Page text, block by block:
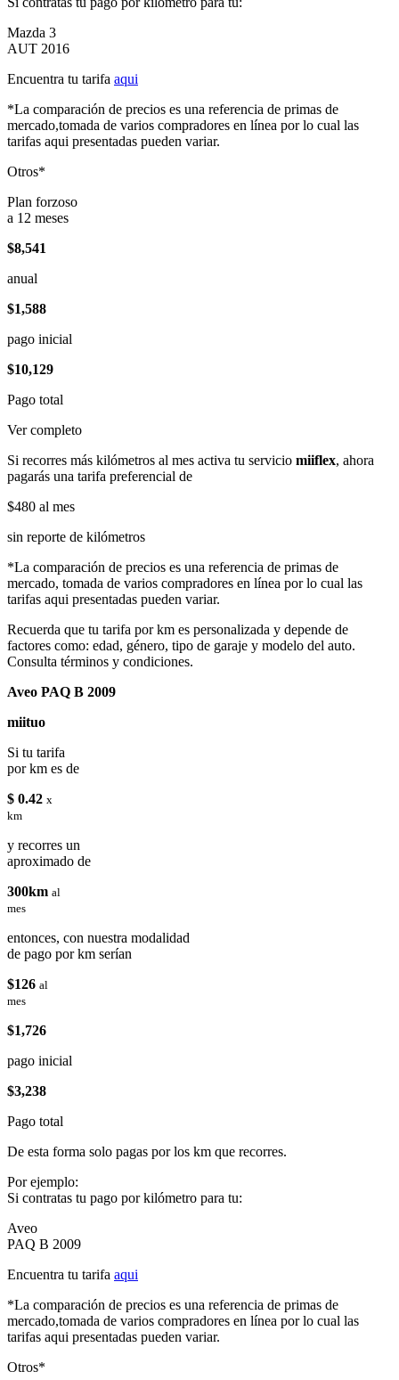
Mazda 3
AUT 2016
Encuentra tu tarifa aqui
*La comparación de precios es una referencia de primas de
mercado,tomada de varios compradores en línea por lo cual las
tarifas aqui presentadas pueden variar.
Otros*
Plan forzoso
a 12 meses
$8,541
anual
$1,588
pago inicial
$10,129
Pago total
Ver completo
Si recorres más kilómetros al mes activa tu servicio miiflex, ahora
pagarás una tarifa preferencial de
$480 al mes
sin reporte de kilómetros
*La comparación de precios es una referencia de primas de
mercado, tomada de varios compradores en línea por lo cual las
tarifas aqui presentadas pueden variar.
Recuerda que tu tarifa por km es personalizada y depende de
factores como: edad, género, tipo de garaje y modelo del auto.
Consulta términos y condiciones.
Aveo PAQ B 2009
miituo
Si tu tarifa
por km es de
$ 0.42 x
km
y recorres un
aproximado de
300km al
mes
entonces, con nuestra modalidad
de pago por km serían
$126 al
mes
$1,726
pago inicial
$3,238
Pago total
De esta forma solo pagas por los km que recorres.
Por ejemplo:
Si contratas tu pago por kilómetro para tu:
Aveo
PAQ B 2009
Encuentra tu tarifa aqui
*La comparación de precios es una referencia de primas de
mercado,tomada de varios compradores en línea por lo cual las
tarifas aqui presentadas pueden variar.
Otros*